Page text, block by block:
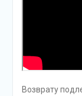
Возврату